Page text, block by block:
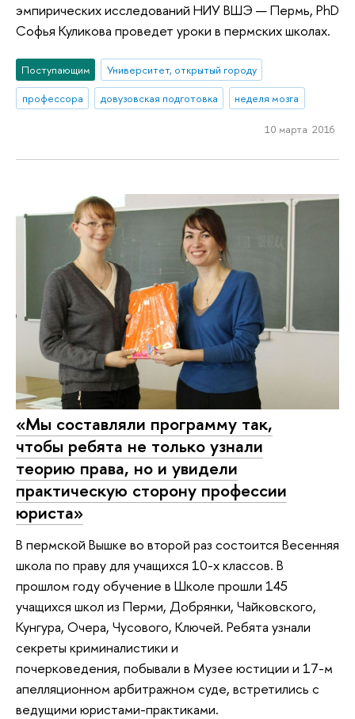
эмпирических исследований НИУ ВШЭ — Пермь, PhD
Софья Куликова проведет уроки в пермских школах.
Поступающим
Университет, открытый городу
профессора
довузовская подготовка неделя мозга
10 марта 2016
«Мы составляли программу так,
чтобы ребята не только узнали
теорию права, но и увидели
практическую сторону профессии
юриста»
В пермской Вышке во второй раз состоится Весенняя
школа по праву для учащихся 10-х классов. В
прошлом году обучение в Школе прошли 145
учащихся школ из Перми, Добрянки, Чайковского,
Кунгура, Очера, Чусового, Ключей. Ребята узнали
секреты криминалистики и
почерковедения, побывали в Музее юстиции и 17-м
апелляционном арбитражном суде, встретились с
ведущими юристами-практиками.